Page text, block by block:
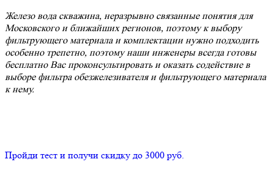
Железо вода скважина, неразрывно связанные понятия для
Московского и ближайших регионов, поэтому к выбору
фильтрующего материала и комплектации нужно подходить
особенно трепетно, поэтому наши инженеры всегда готовы
бесплатно Вас проконсультировать и оказать содействие в
выборе фильтра обезжелезивателя и фильтрующего материала
к нему.
Пройди тест и получи скидку до 3000 руб.